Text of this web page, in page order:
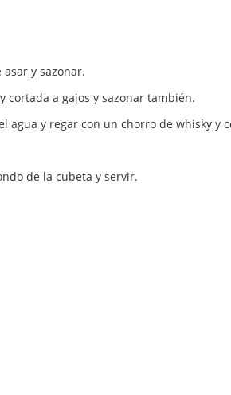
y sazonar.
cortada a gajos y sazonar también.
agua y regar con un chorro de whisky y
de la cubeta y servir.